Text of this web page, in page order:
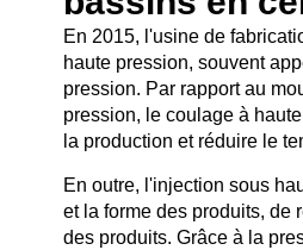
En 2015, l'usine de
haute pression, souvent
pression. Par rapport au
pression, le coulage à
la production et réduire le
En outre, l'injection sous
et la forme des produits, de
des produits. Grâce à la